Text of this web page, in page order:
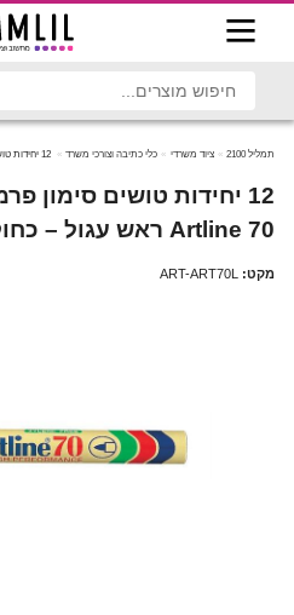
תמליל 2100 ציוד משרדי כלי כתיבה וצורכי משרד 12 יחידות טושים סימון פרמננט ארטליין Artline 70 ראש עגול – כחול
12 יחידות טושים סימון
Artline 70 ראש עגול – כחול
מקט: ART-ART70L